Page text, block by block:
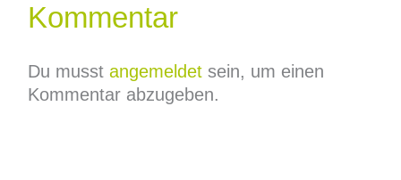
Kommentar
Du musst angemeldetsein, um einen
Kommentar abzugeben.